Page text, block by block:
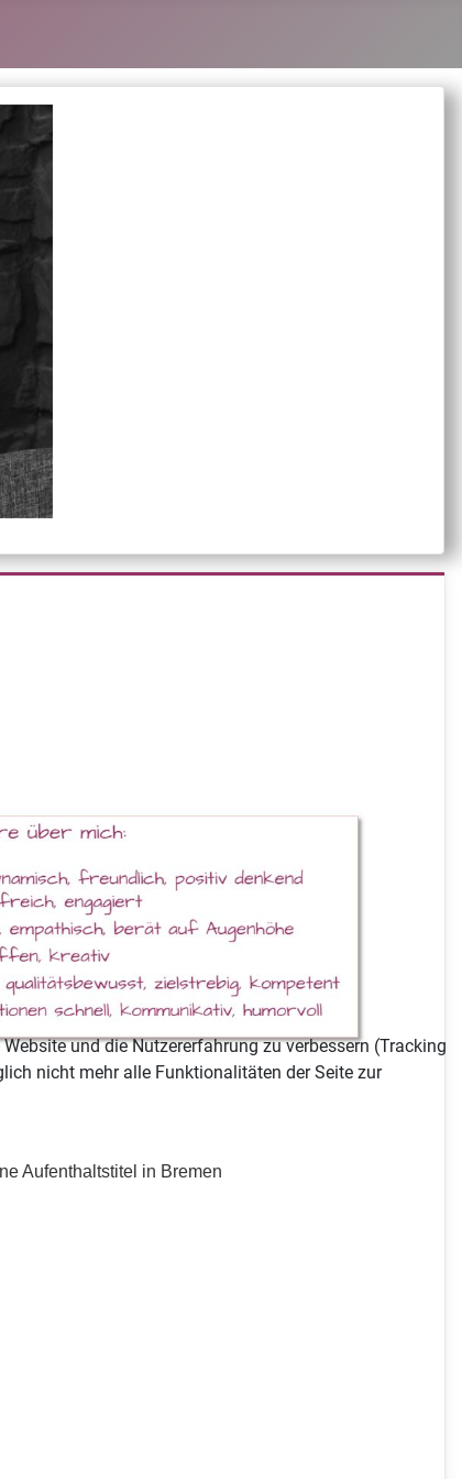
Aufenthaltstitel in Bremen
und die Nutzererfahrung zu verbessern (Tracking
nicht mehr alle Funktionalitäten der Seite zur